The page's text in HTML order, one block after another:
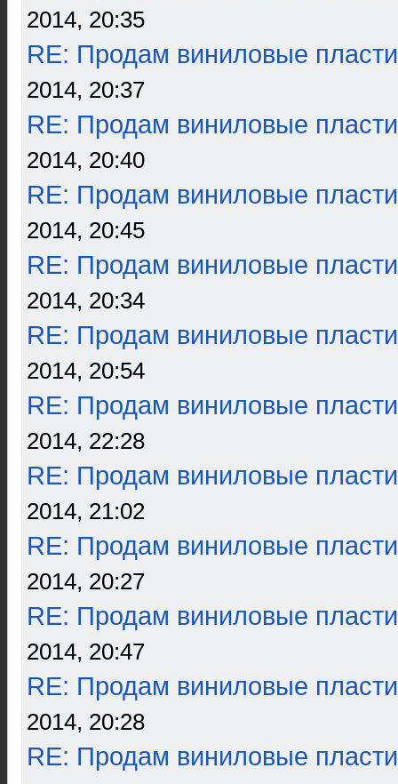
2014, 20:35
RE: Продам виниловые
2014, 20:37
RE: Продам виниловые
2014, 20:40
RE: Продам виниловые
2014, 20:45
RE: Продам виниловые
2014, 20:34
RE: Продам виниловые
2014, 20:54
RE: Продам виниловые
2014, 22:28
RE: Продам виниловые
2014, 21:02
RE: Продам виниловые
2014, 20:27
RE: Продам виниловые
2014, 20:47
RE: Продам виниловые
2014, 20:28
RE: Продам виниловые